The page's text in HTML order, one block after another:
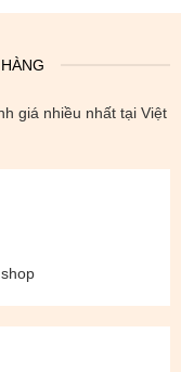
giá nhiều nhất tại Việt